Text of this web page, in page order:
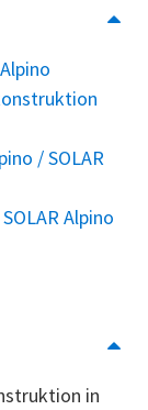
/ SOLAR
Alpino
in